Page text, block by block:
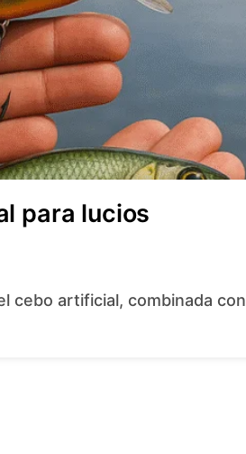
para lucios